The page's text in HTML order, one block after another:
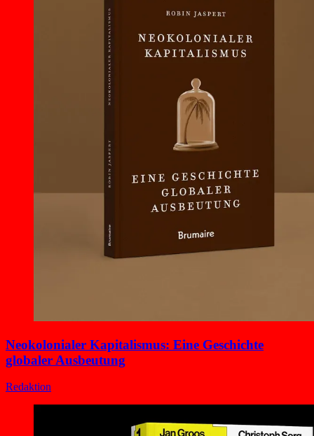
Neokolonialer Kapitalismus: Eine Geschichte
globaler Ausbeutung
Redaktion